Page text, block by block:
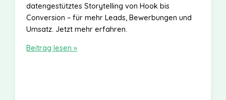
datengestütztes Storytelling von Hook bis
Conversion – für mehr Leads, Bewerbungen und
Umsatz. Jetzt mehr erfahren.
Engine
Beitrag lesen »